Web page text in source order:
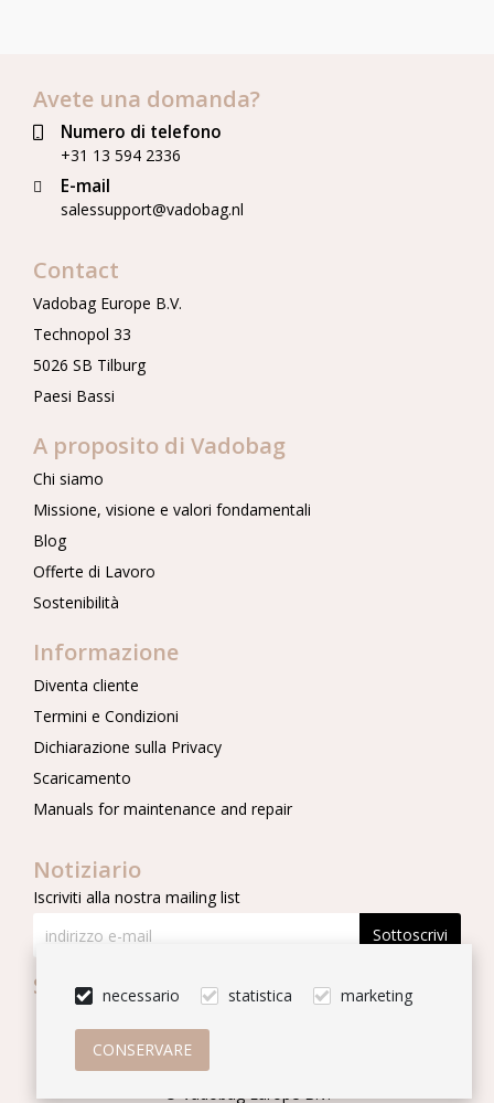
necessario statistica marketing
Avete una domanda?
Numero di telefono
+31 13 594 2336
E-mail
salessupport@vadobag.nl
Contact
Vadobag Europe B.V.
Technopol 33
5026 SB Tilburg
Paesi Bassi
A proposito di Vadobag
Chi siamo
Missione, visione e valori fondamentali
Blog
Offerte di Lavoro
Sostenibilità
Informazione
Diventa cliente
Termini e Condizioni
Dichiarazione sulla Privacy
Scaricamento
Manuals for maintenance and repair
Notiziario
Iscriviti alla nostra mailing list
Sottoscrivi
Seguici
© Vadobag Europe B.V.